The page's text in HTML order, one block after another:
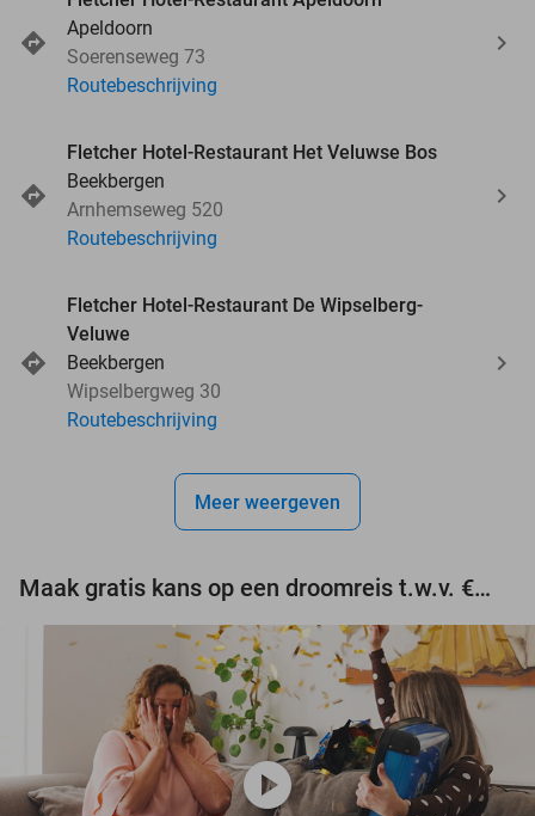
Apeldoorn
Soerenseweg 73
Routebeschrijving
Fletcher Hotel-Restaurant Het Veluwse Bos
Beekbergen
Arnhemseweg 520
Routebeschrijving
Fletcher Hotel-Restaurant De Wipselberg-
Veluwe
Beekbergen
Wipselbergweg 30
Routebeschrijving
Meer weergeven
Maak gratis kans op een droomreis t.w.v. €3.000!
play_circle